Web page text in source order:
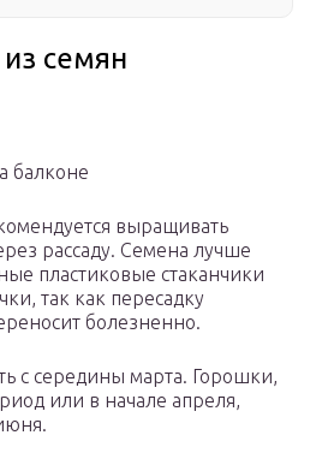
семян
балконе
выращивать
рассаду. Семена лучше
пластиковые стаканчики
так как пересадку
болезненно.
с середины марта. Горошки,
или в начале апреля,